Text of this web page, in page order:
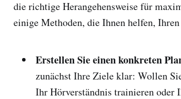
die richtige Herangehensweise für
einige Methoden, die Ihnen helfen,
Erstellen Sie einen konkreten
zunächst Ihre Ziele klar: Wollen
Ihr Hörverständnis trainieren oder